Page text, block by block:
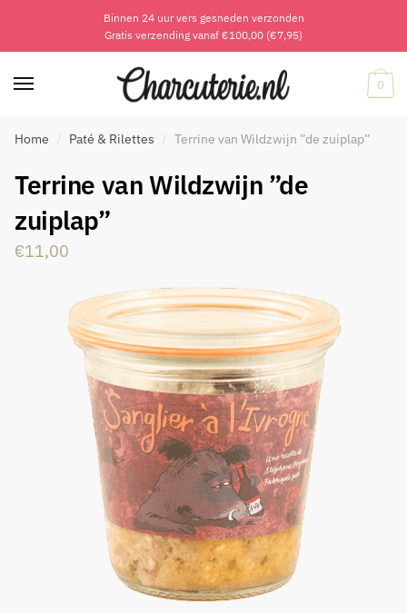
navigation
content
Binnen 24 uur vers gesneden verzonden
Gratis verzending vanaf €100,00 (€7,95)
0
Home / Paté & Rilettes / Terrine van Wildzwijn ”de zuiplap”
Terrine van Wildzwijn ”de
zuiplap”
€11,00